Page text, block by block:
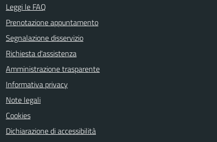
Leggi le FAQ
Prenotazione appuntamento
Segnalazione disservizio
Richiesta d'assistenza
Amministrazione trasparente
Informativa privacy
Note legali
Cookies
Dichiarazione di accessibilità